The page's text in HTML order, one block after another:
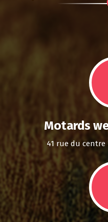
Motards
41 rue du centre